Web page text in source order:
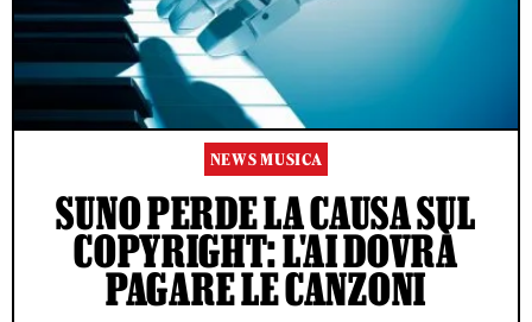
NEWS MUSICA
SUNO PERDE LA CAUSA SUL
COPYRIGHT: L'AI DOVRÀ
PAGARE LE CANZONI